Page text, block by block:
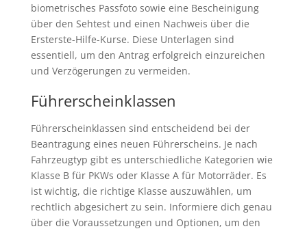
biometrisches Passfoto sowie eine Bescheinigung
über den Sehtest und einen Nachweis über die
Ersterste-Hilfe-Kurse. Diese Unterlagen sind
essentiell, um den Antrag erfolgreich einzureichen
und Verzögerungen zu vermeiden.
Führerscheinklassen
Führerscheinklassen sind entscheidend bei der
Beantragung eines neuen Führerscheins. Je nach
Fahrzeugtyp gibt es unterschiedliche Kategorien wie
Klasse B für PKWs oder Klasse A für Motorräder. Es
ist wichtig, die richtige Klasse auszuwählen, um
rechtlich abgesichert zu sein. Informiere dich genau
über die Voraussetzungen und Optionen, um den